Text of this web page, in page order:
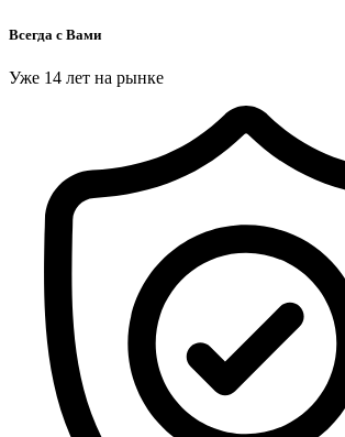
Всегда с Вами
Уже 14 лет на рынке